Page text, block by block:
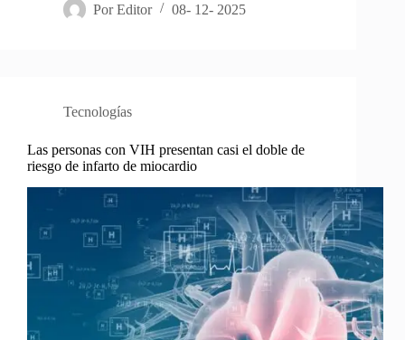
Por Editor 08- 12- 2025
Tecnologías
Las personas con VIH presentan casi el doble de
riesgo de infarto de miocardio